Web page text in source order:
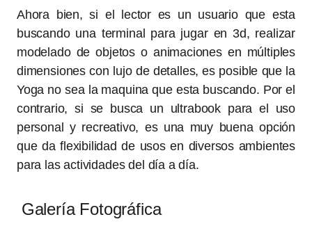
Ahora bien, si el lector es un usuario que esta
buscando una terminal para jugar en 3d, realizar
modelado de objetos o animaciones en múltiples
dimensiones con lujo de detalles, es posible que la
Yoga no sea la maquina que esta buscando. Por el
contrario, si se busca un ultrabook para el uso
personal y recreativo, es una muy buena opción
que da flexibilidad de usos en diversos ambientes
para las actividades del día a día.
Galería Fotográfica